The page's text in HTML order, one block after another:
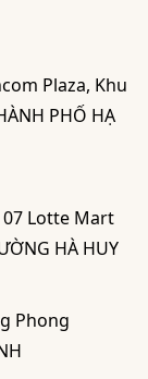
Plaza, Khu
PHỐ HẠ
07 Lotte Mart
HÀ HUY
Phong